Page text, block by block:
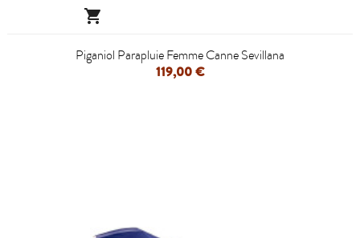

Piganiol Parapluie Femme Canne Sevillana
119,00 €